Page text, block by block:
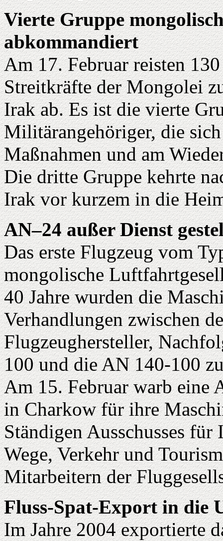
Vierte Gruppe
abkommandiert
Am 17. Februar reisten
Streitkräfte der Mongolei
Irak ab. Es ist die vierte
Militärangehöriger, die
Maßnahmen und am
Die dritte Gruppe kehrte
Irak vor kurzem in die
AN–24 außer Dienst
Das erste Flugzeug vom
mongolische
40 Jahre wurden die
Verhandlungen zwischen
Flugzeughersteller,
100 und die AN 140-100
Am 15. Februar warb eine
in Charkow für ihre
Ständigen Ausschusses
Wege, Verkehr und
Mitarbeitern der
Fluss-Spat-Export in die
Im Jahre 2004 exportierte